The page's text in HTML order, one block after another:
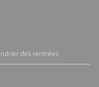
des rentrées